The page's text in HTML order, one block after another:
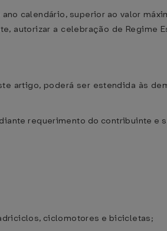
calendário, superior ao valor
autorizar a celebração de
artigo, poderá ser estendida às
requerimento do contribuinte e
ciclomotores e bicicletas;